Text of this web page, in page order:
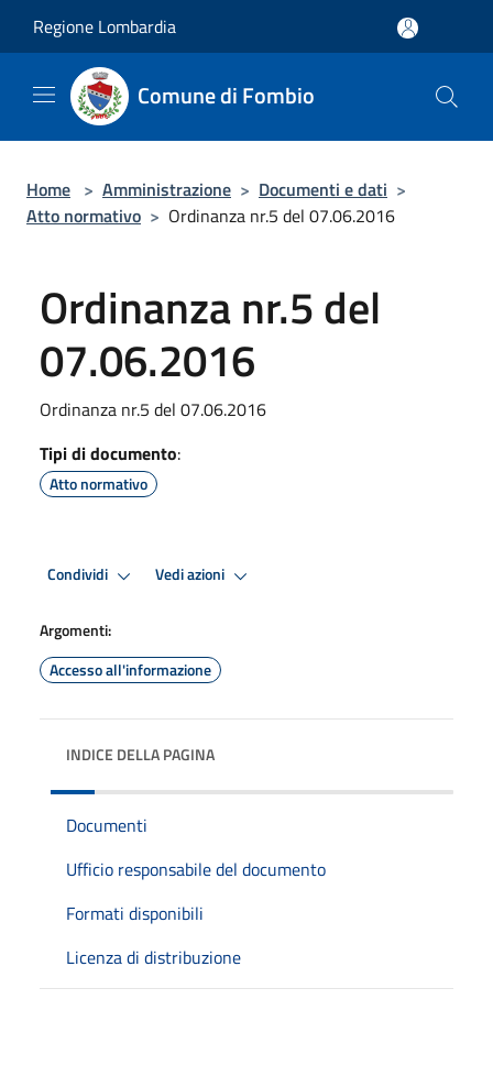
Regione Lombardia
Comune di Fombio
Home > Amministrazione > Documenti e dati >
Atto normativo > Ordinanza nr.5 del 07.06.2016
Ordinanza nr.5 del
07.06.2016
Ordinanza nr.5 del 07.06.2016
Tipi di documento:
Atto normativo
Condividi Vedi azioni
Argomenti:
Accesso all'informazione
INDICE DELLA PAGINA
Documenti
Ufficio responsabile del documento
Formati disponibili
Licenza di distribuzione